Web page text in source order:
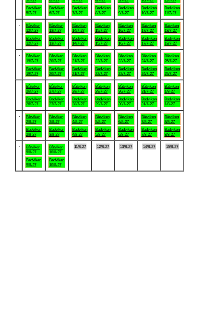
Badviken
5/7-27
Badviken
6/7-27
Badviken
7/7-27
Badviken
8/7-27
Badviken
9/7-27
Badviken
10/7-27
Badviken
11/7-27
Båtviken
12/7-27
Badviken
12/7-27
Båtviken
13/7-27
Badviken
13/7-27
Båtviken
14/7-27
Badviken
14/7-27
Båtviken
15/7-27
Badviken
15/7-27
Båtviken
16/7-27
Badviken
16/7-27
Båtviken
17/7-27
Badviken
17/7-27
Båtviken
18/7-27
Badviken
18/7-27
Båtviken
19/7-27
Badviken
19/7-27
Båtviken
20/7-27
Badviken
20/7-27
Båtviken
21/7-27
Badviken
21/7-27
Båtviken
22/7-27
Badviken
22/7-27
Båtviken
23/7-27
Badviken
23/7-27
Båtviken
24/7-27
Badviken
24/7-27
Båtviken
25/7-27
Badviken
25/7-27
Båtviken
26/7-27
Badviken
26/7-27
Båtviken
27/7-27
Badviken
27/7-27
Båtviken
28/7-27
Badviken
28/7-27
Båtviken
29/7-27
Badviken
29/7-27
Båtviken
30/7-27
Badviken
30/7-27
Båtviken
31/7-27
Badviken
31/7-27
Båtviken
1/8-27
Badviken
1/8-27
Båtviken
2/8-27
Badviken
2/8-27
Båtviken
3/8-27
Badviken
3/8-27
Båtviken
4/8-27
Badviken
4/8-27
Båtviken
5/8-27
Badviken
5/8-27
Båtviken
6/8-27
Badviken
6/8-27
Båtviken
7/8-27
Badviken
7/8-27
Båtviken
8/8-27
Badviken
8/8-27
Båtviken
9/8-27
Badviken
9/8-27
Båtviken
10/8-27
Badviken
10/8-27
11/8-27 12/8-27 13/8-27 14/8-27 15/8-27